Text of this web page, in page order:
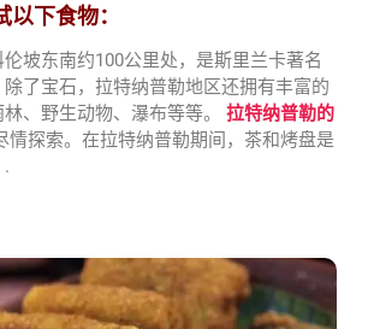
下食物：
坡东南约100公里处，是斯里兰卡著名
了宝石，拉特纳普勒地区还拥有丰富的
、野生动物、瀑布等等。 拉特纳普勒的
情探索。在拉特纳普勒期间，茶和烤盘是
.